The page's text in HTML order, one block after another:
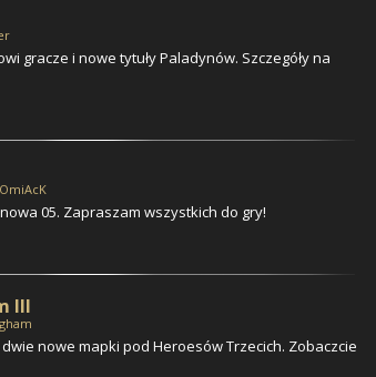
gracze i nowe tytułyPaladynów. Szczegóły na
05. Zapraszam wszystkich do gry!
III
nowe mapki pod Heroesów Trzecich. Zobaczcie